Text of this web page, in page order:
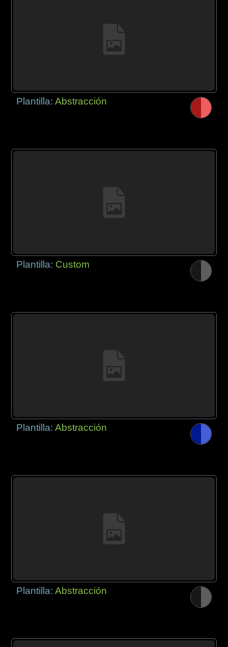
Plantilla:Abstracción
Plantilla: Custom
Plantilla:Abstracción
Plantilla:Abstracción